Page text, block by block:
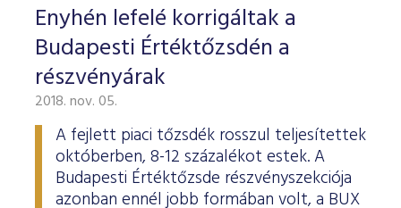
Enyhén lefelé korrigáltak a
Budapesti Értéktőzsdén a
részvényárak
2018. nov. 05.
A fejlett piaci tőzsdék rosszul teljesítettek
októberben, 8-12 százalékot estek. A
Budapesti Értéktőzsde részvényszekciója
azonban ennél jobb formában volt, a BUX